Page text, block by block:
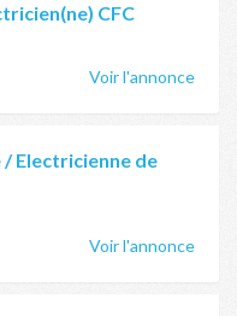
CFC
Voir l'annonce
Electricienne de
Voir l'annonce